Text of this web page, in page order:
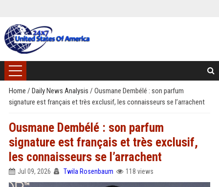
Home / Daily News Analysis / Ousmane Dembélé : son parfum
signature est français et très exclusif, les connaisseurs se l’arrachent
Ousmane Dembélé : son parfum
signature est français et très exclusif,
les connaisseurs se l’arrachent
Jul 09, 2026 Twila Rosenbaum 118 views